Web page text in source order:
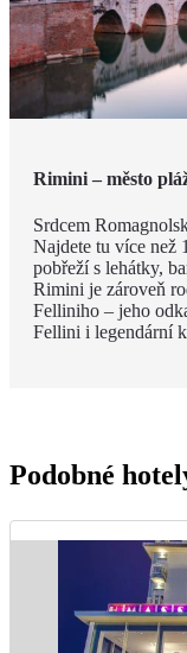
Rimini – město
Srdcem
Najdete tu více než
pobřeží s lehátky,
Rimini je zároveň
Felliniho – jeho
Fellini i legendární
Podobné